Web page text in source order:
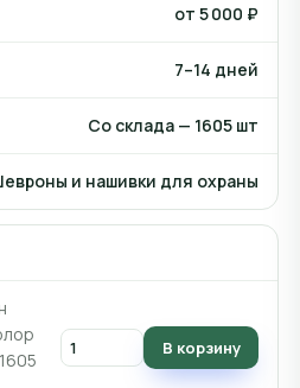
от 5 000 ₽
7–14 дней
Со склада — 1605 шт
и нашивки для охраны
В корзину